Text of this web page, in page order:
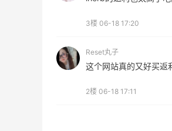
3楼 06-18 17:20
Reset丸子
这个网站真的又好买返
2楼 06-18 17:11
Matte Collection
510人获得返利